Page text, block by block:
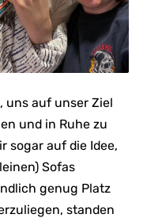
uns auf unser Ziel
und in Ruhe zu
sogar auf die Idee,
Sofas
genug Platz
standen